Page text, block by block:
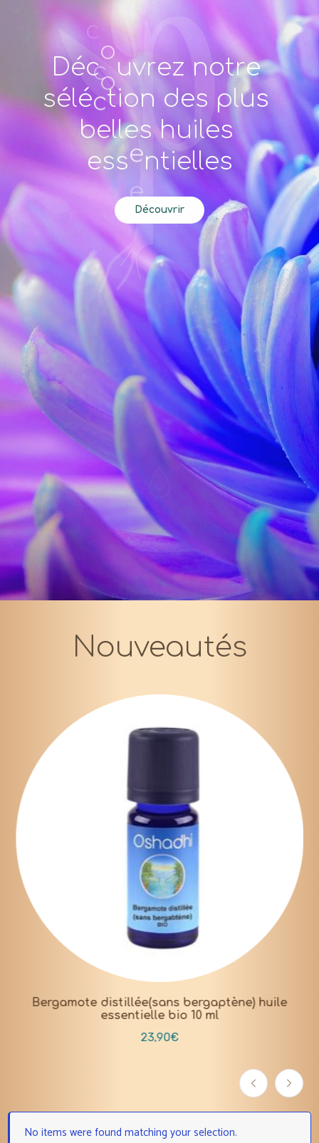
Découvrez notre
séléction des plus
belles huiles
ess
e
entielles
Découvrir
Nouveautés
Bergamote distillée(sans bergaptène) huile
essentielle bio 10 ml
23,90€
No items were found matching your selection.